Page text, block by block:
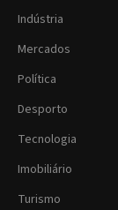
Indústria
Mercados
Política
Desporto
Tecnologia
Imobiliário
Turismo